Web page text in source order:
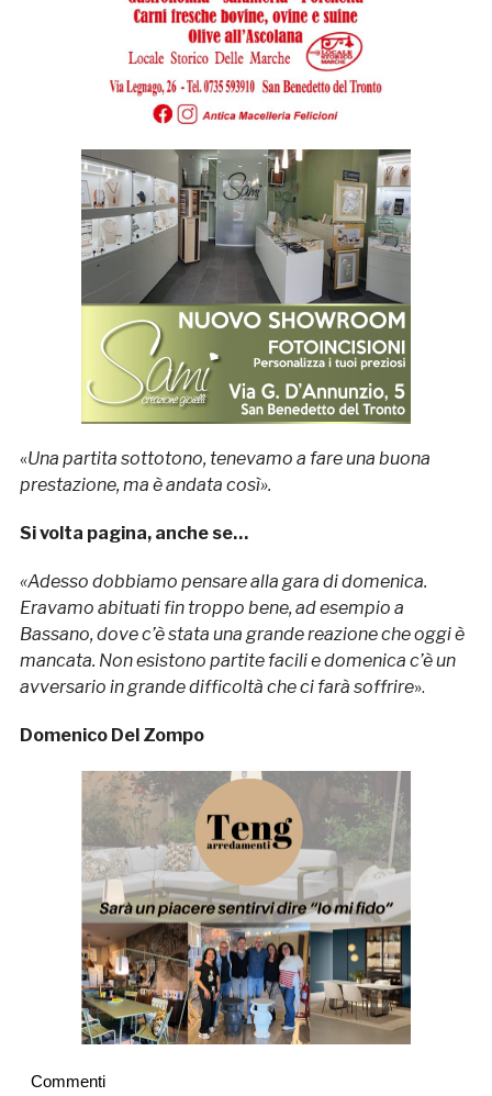
«Una partita sottotono, tenevamo a fare una buona
prestazione, ma è andata così».
Si volta pagina, anche se…
«Adesso dobbiamo pensare alla gara di domenica.
Eravamo abituati fin troppo bene, ad esempio a
Bassano, dove c’è stata una grande reazione che oggi è
mancata. Non esistono partite facili e domenica c’è un
avversario in grande difficoltà che ci farà soffrire».
Domenico Del Zompo
Commenti